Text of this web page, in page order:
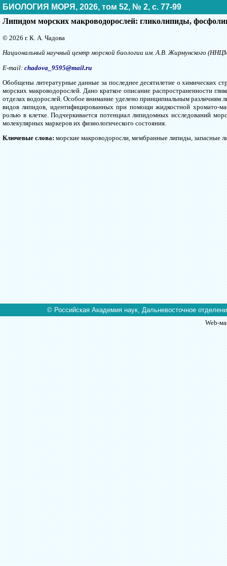
БИОЛОГИЯ МОРЯ, 2026, том 52, № 2, с. 77-99
Липидом морских макроводорослей: гликолипиды,
© 2026 г. К. А. Чадова
Национальный научный центр морской биологии им. А.В. Жирмунского
E-mail:chadova_9595@mail.ru
Обобщены литературные данные за последнее десятилетие о химических
морских макроводорослей. Дано краткое описание распространенности
отделах водорослей. Особое внимание уделено принципиальным
видов липидов, идентифицированных при помощи жидкостной хромато-
ролью в клетке. Подчеркивается потенциал липидомных исследований
молекулярных маркeров их физиологического состояния.
Ключевые слова:морские макроводоросли, мембранные липиды, запасные
© Российская Академия наук, Дальневосточное
Web-